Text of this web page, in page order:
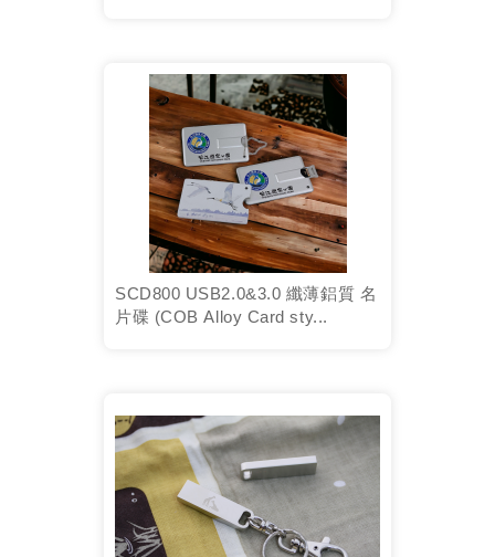
SCD800 USB2.0&3.0 纖薄鋁質 名
片碟 (COB Alloy Card sty...